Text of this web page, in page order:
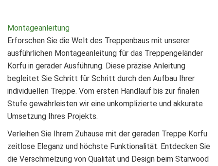
Montageanleitung
Erforschen Sie die Welt des Treppenbaus mit unserer
ausführlichen Montageanleitung für das Treppengeländer
Korfu in gerader Ausführung. Diese präzise Anleitung
begleitet Sie Schritt für Schritt durch den Aufbau Ihrer
individuellen Treppe. Vom ersten Handlauf bis zur finalen
Stufe gewährleisten wir eine unkomplizierte und akkurate
Umsetzung Ihres Projekts.
Verleihen Sie Ihrem Zuhause mit der geraden Treppe Korfu
zeitlose Eleganz und höchste Funktionalität. Entdecken Sie
die Verschmelzung von Qualität und Design beim Starwood